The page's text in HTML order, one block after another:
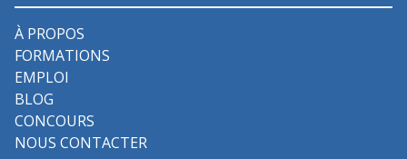
À PROPOS
FORMATIONS
EMPLOI
BLOG
CONCOURS
NOUS CONTACTER